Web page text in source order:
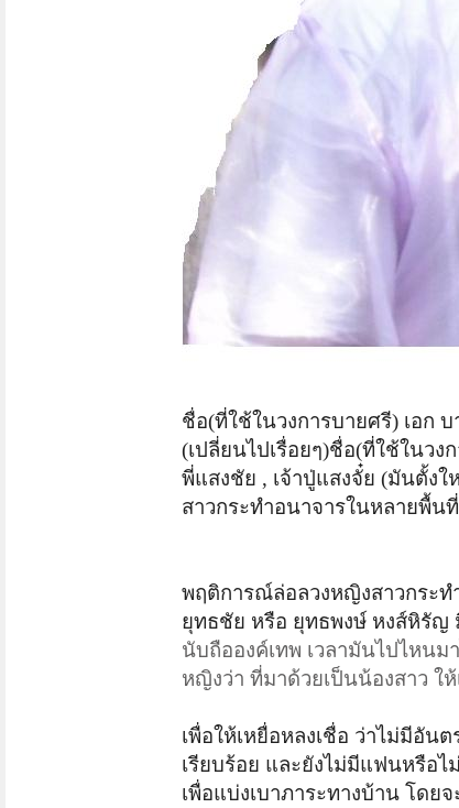
ชื่อ(ที่ใช้ในวงการบายศรี) เอก
(เปลี่ยนไปเรื่อยๆ)ชื่อ(ที่ใช้ในวง
พี่แสงชัย , เจ้าปู่แสงจั๋ย (มันตั้ง
สาวกระทำอนาจารในหลายพื้นที่
พฤติการณ์ล่อลวงหญิงสาวกระท
ยุทธชัย หรือ ยุทธพงษ์ หงส์หิรัญ
นับถือองค์เทพ เวลามันไปไหน
หญิงว่า ที่มาด้วยเป็นน้องสาว ใ
เพื่อให้เหยื่อหลงเชื่อ ว่าไม่มีอัน
เรียบร้อย และยังไม่มีแฟนหรือ
เพื่อแบ่งเบาภาระทางบ้าน โดย